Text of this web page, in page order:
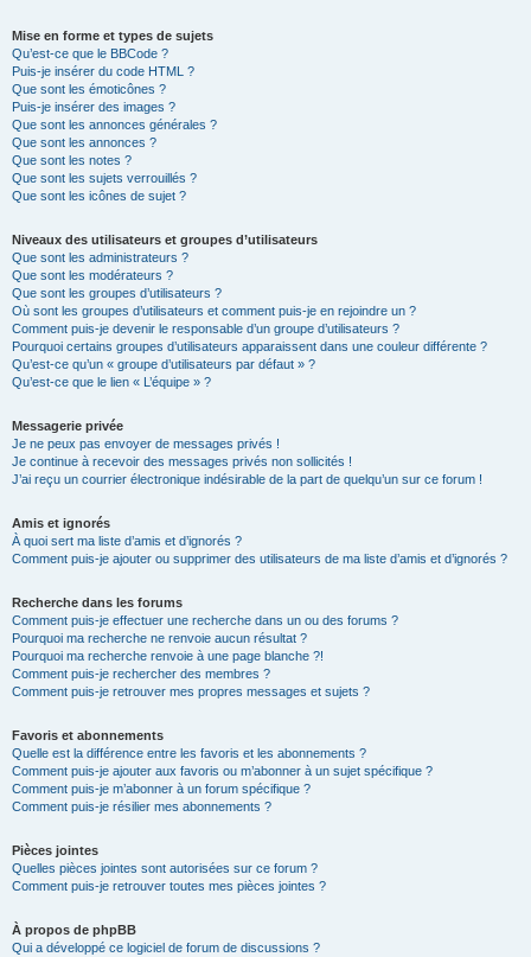
Mise en forme et types de sujets
Qu’est-ce que le BBCode ?
Puis-je insérer du code HTML ?
Que sont les émoticônes ?
Puis-je insérer des images ?
Que sont les annonces générales ?
Que sont les annonces ?
Que sont les notes ?
Que sont les sujets verrouillés ?
Que sont les icônes de sujet ?
Niveaux des utilisateurs et groupes d’utilisateurs
Que sont les administrateurs ?
Que sont les modérateurs ?
Que sont les groupes d’utilisateurs ?
Où sont les groupes d’utilisateurs et comment puis-je en rejoindre un ?
Comment puis-je devenir le responsable d’un groupe d’utilisateurs ?
Pourquoi certains groupes d’utilisateurs apparaissent dans une couleur différente ?
Qu’est-ce qu’un « groupe d’utilisateurs par défaut » ?
Qu’est-ce que le lien « L’équipe » ?
Messagerie privée
Je ne peux pas envoyer de messages privés !
Je continue à recevoir des messages privés non sollicités !
J’ai reçu un courrier électronique indésirable de la part de quelqu’un sur ce forum !
Amis et ignorés
À quoi sert ma liste d’amis et d’ignorés ?
Comment puis-je ajouter ou supprimer des utilisateurs de ma liste d’amis et d’ignorés ?
Recherche dans les forums
Comment puis-je effectuer une recherche dans un ou des forums ?
Pourquoi ma recherche ne renvoie aucun résultat ?
Pourquoi ma recherche renvoie à une page blanche ?!
Comment puis-je rechercher des membres ?
Comment puis-je retrouver mes propres messages et sujets ?
Favoris et abonnements
Quelle est la différence entre les favoris et les abonnements ?
Comment puis-je ajouter aux favoris ou m’abonner à un sujet spécifique ?
Comment puis-je m’abonner à un forum spécifique ?
Comment puis-je résilier mes abonnements ?
Pièces jointes
Quelles pièces jointes sont autorisées sur ce forum ?
Comment puis-je retrouver toutes mes pièces jointes ?
À propos de phpBB
Qui a développé ce logiciel de forum de discussions ?